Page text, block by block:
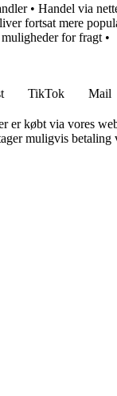
• Handel via
fortsat mere
for fragt •
TikTok Mail
købt via vores
muligvis